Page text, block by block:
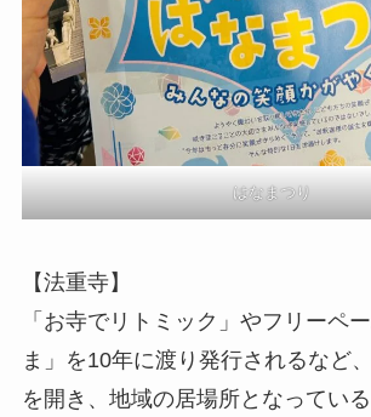
はなまつり
【法重寺】
「お寺でリトミック」やフリーペ
ま」を10年に渡り発行されるなど
を開き、地域の居場所となってい